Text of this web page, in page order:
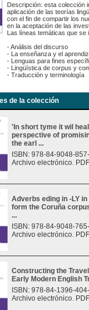
Descripción: esta colección
aplicación de las teorías
con el fin de compartir los
en la aceptación de las
Las líneas temáticas que se
- Análisis del discurso
- La enseñanza y el
- Lenguas para fines
- Lingüística de corpus y
- Traducción y terminología
de la colección
'In short tyme it wil
perspective of
the earl ...
ISBN: 978-84-9048-
Archivo electrónico.
Adverbs eding in -LY
form the Coruña
...
ISBN: 978-84-9048-
Archivo electrónico.
Constructing the
Early Modern English
ISBN: 978-84-1396-
Archivo electrónico.